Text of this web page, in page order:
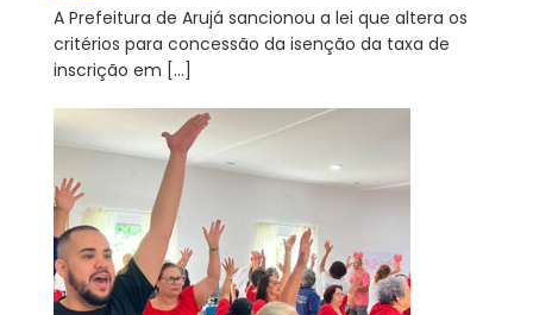
A Prefeitura de Arujá sancionou a lei que altera os
critérios para concessão da isenção da taxa de
inscrição em […]